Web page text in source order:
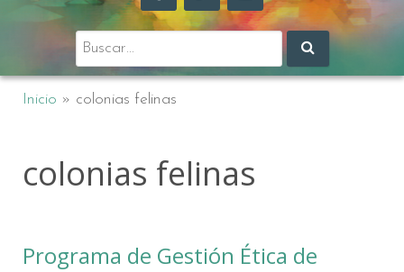
Buscar:
Inicio » colonias felinas
colonias felinas
Programa de Gestión Ética de